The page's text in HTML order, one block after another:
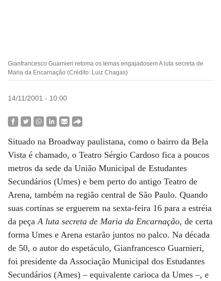
Gianfrancesco Guarnieri retoma os temas engajadosem A luta secreta de
Maria da Encarnação (Crédito: Luiz Chagas)
14/11/2001 - 10:00
Situado na Broadway paulistana, como o bairro da Bela
Vista é chamado, o Teatro Sérgio Cardoso fica a poucos
metros da sede da União Municipal de Estudantes
Secundários (Umes) e bem perto do antigo Teatro de
Arena, também na região central de São Paulo. Quando
suas cortinas se erguerem na sexta-feira 16 para a estréia
da peçaA luta secreta de Maria da Encarnação, de certa
forma Umes e Arena estarão juntos no palco. Na década
de 50, o autor do espetáculo, Gianfrancesco Guarnieri,
foi presidente da Associação Municipal dos Estudantes
Secundários (Ames) – equivalente carioca da Umes –, e